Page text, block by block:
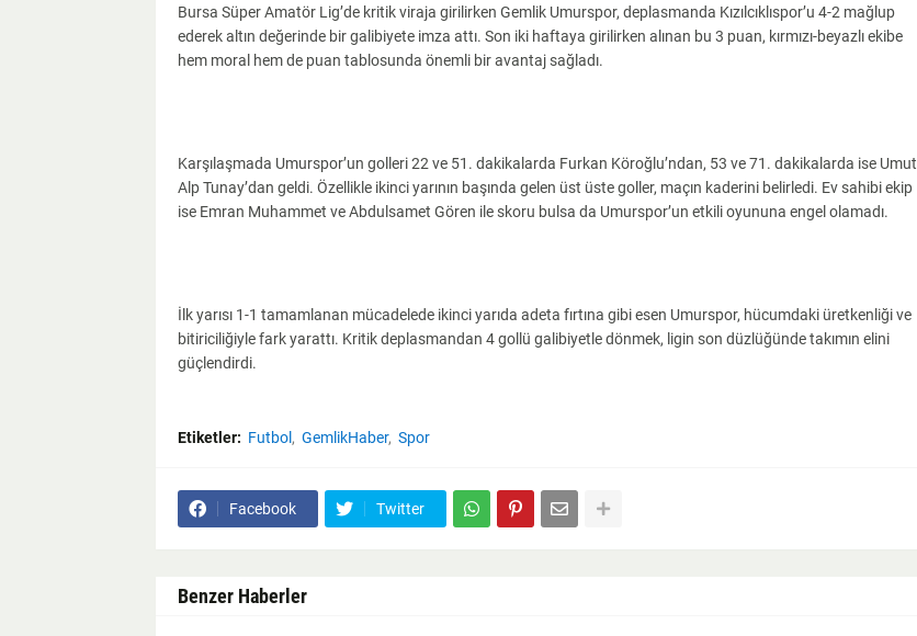
Bursa Süper Amatör Lig’de kritik viraja girilirken Gemlik Umurspor, deplasmanda Kızılcıklıspor’u 4-2 mağlup
ederek altın değerinde bir galibiyete imza attı. Son iki haftaya girilirken alınan bu 3 puan, kırmızı-beyazlı ekibe
hem moral hem de puan tablosunda önemli bir avantaj sağladı.
Karşılaşmada Umurspor’un golleri 22 ve 51. dakikalarda Furkan Köroğlu’ndan, 53 ve 71. dakikalarda ise Umut
Alp Tunay’dan geldi. Özellikle ikinci yarının başında gelen üst üste goller, maçın kaderini belirledi. Ev sahibi ekip
ise Emran Muhammet ve Abdulsamet Gören ile skoru bulsa da Umurspor’un etkili oyununa engel olamadı.
İlk yarısı 1-1 tamamlanan mücadelede ikinci yarıda adeta fırtına gibi esen Umurspor, hücumdaki üretkenliği ve
bitiriciliğiyle fark yarattı. Kritik deplasmandan 4 gollü galibiyetle dönmek, ligin son düzlüğünde takımın elini
güçlendirdi.
Etiketler: Futbol GemlikHaber Spor
Facebook Twitter
Benzer Haberler